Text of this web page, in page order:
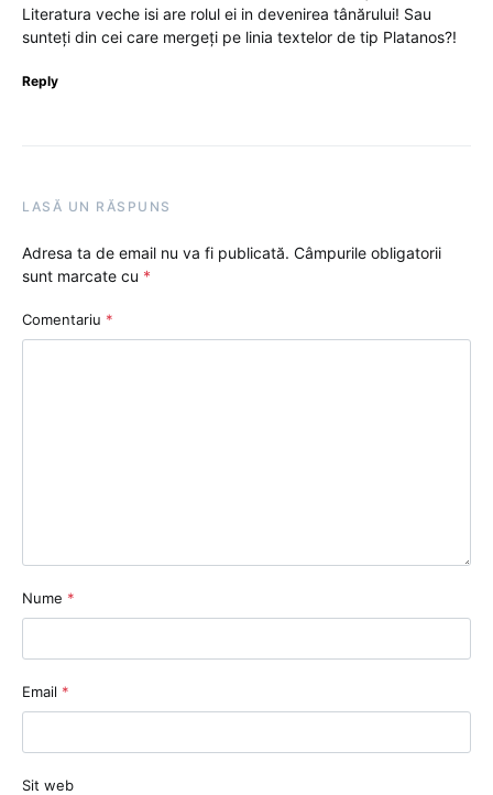
Literatura veche isi are rolul ei in devenirea tânărului! Sau
sunteți din cei care mergeți pe linia textelor de tip Platanos?!
Reply
LASĂ UN RĂSPUNS
Adresa ta de email nu va fi publicată. Câmpurile obligatorii
sunt marcate cu *
Comentariu *
Nume *
Email *
Sit web